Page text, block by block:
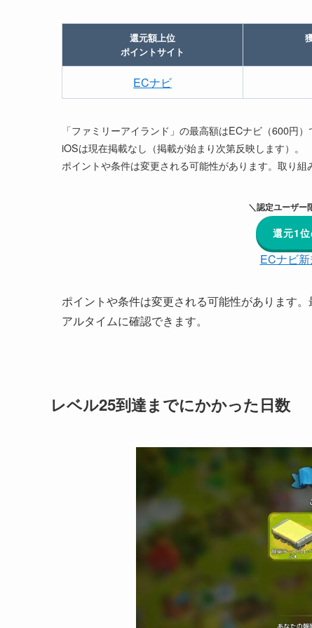
還元額上位
ポイントサイト
ECナビ
「ファミリーアイランド」の最高額はECナビ（600円）
iOSは現在掲載なし（掲載が始まり次第反映します）。
ポイントや条件は変更される可能性があります。取り組
＼認定ユーザー
還元1
ECナビ
ポイントや条件は変更される可能性があります
アルタイムに確認できます。
レベル25到達までにかかった日数